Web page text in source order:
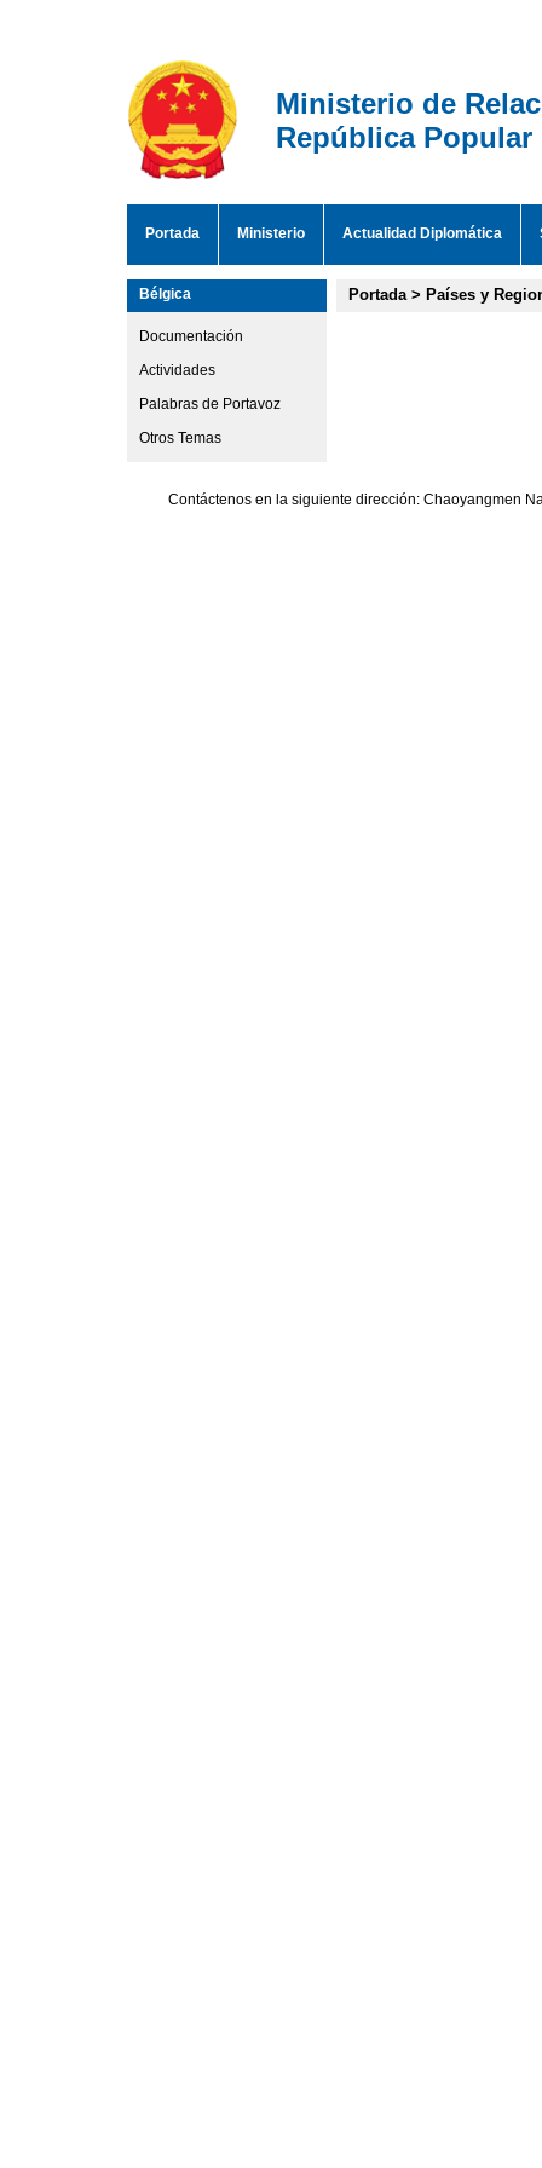
Ministerio de
República Popular
Portada Ministerio Actualidad Diplomática
Bélgica
Documentación
Actividades
Palabras de Portavoz
Otros Temas
Portada> Países y
Contáctenos en la siguiente dirección: Chaoyangmen